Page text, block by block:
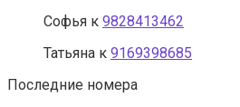
Софья к 9828413462
Татьяна к 9169398685
Последние номера